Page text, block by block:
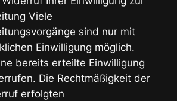
Viele
sind nur mit
Einwilligung möglich.
bereits erteilte Einwilligung
Die Rechtmäßigkeit der
erfolgten